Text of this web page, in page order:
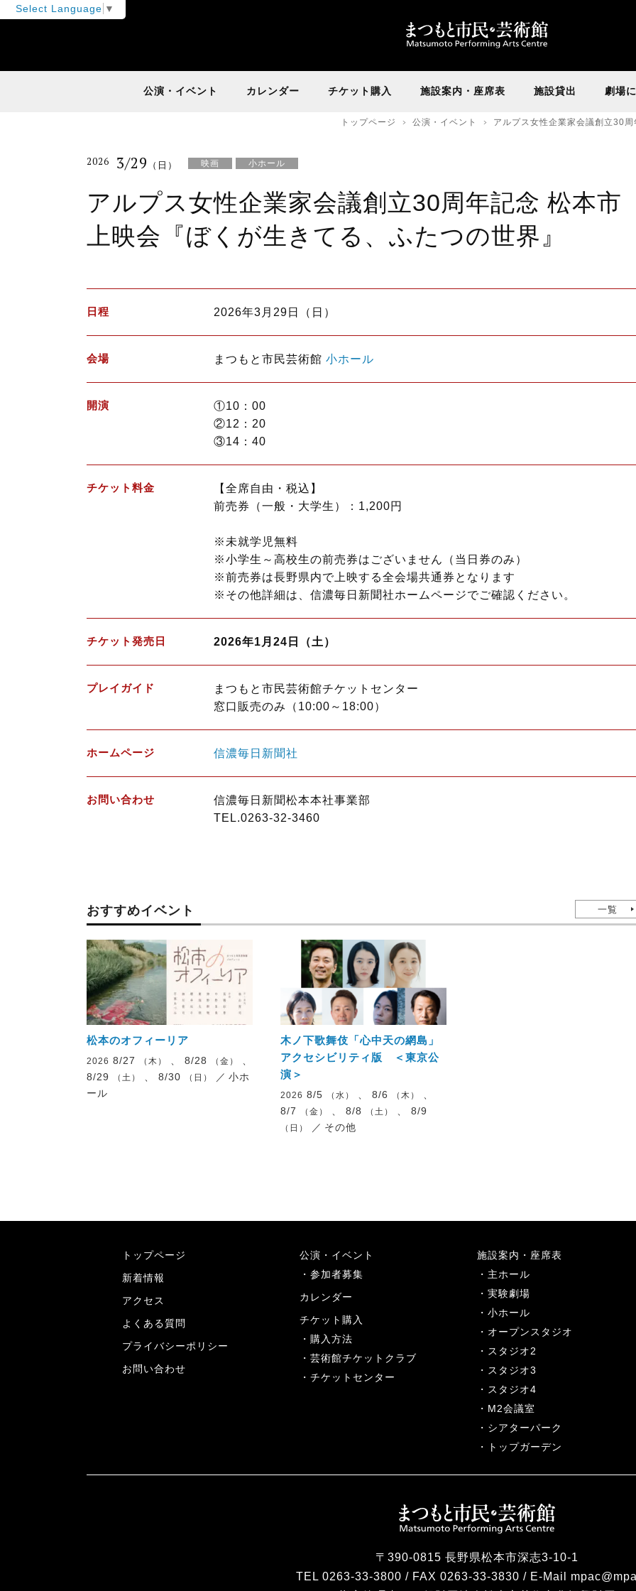
Select Language ▼
公演・イベント カレンダー チケット購入 施設案内・座席表 施設貸出 劇場
トップページ 公演・イベント アルプス女性企業家会議創立30
2026 3/29 （日） 映画 小ホール
アルプス女性企業家会議創立30周年記念 松本市
上映会『ぼくが生きてる、ふたつの世界』
日程 2026年3月29日（日）
会場 まつもと市民芸術館 小ホール
開演
①10：00
②12：20
③14：40
チケット料金
【全席自由・税込】
前売券（一般・大学生）：1,200円
※未就学児無料
※小学生～高校生の前売券はございません（当日券のみ）
※前売券は長野県内で上映する全会場共通券となります
※その他詳細は、信濃毎日新聞社ホームページでご確認ください。
チケット発売日 2026年1月24日（土）
プレイガイド
まつもと市民芸術館チケットセンター
窓口販売のみ（10:00～18:00）
ホームページ 信濃毎日新聞社
お問い合わせ
信濃毎日新聞松本本社事業部
TEL.0263-32-3460
おすすめイベント 一覧
松本のオフィーリア
2026 8/27 （木） 、 8/28 （金）
8/29
（土） 、 8/30 （日） ／ 小ホ
ール
木ノ下歌舞伎「心中天の網島」
アクセシビリティ版 ＜東京公
演＞
2026 8/5 （水） 、 8/6 （木）
8/7
（金） 、 8/8 （土） 、 8/9
（日） ／ その他
トップページ
新着情報
アクセス
よくある質問
プライバシーポリシー
お問い合わせ
公演・イベント
参加者募集
カレンダー
チケット購入
購入方法
芸術館チケットクラブ
チケットセンター
施設案内・座席表
主ホール
実験劇場
小ホール
オープンスタジオ
スタジオ2
スタジオ3
スタジオ4
M2会議室
シアターパーク
トップガーデン
〒390-0815 長野県松本市深志3-10-1
TEL 0263-33-3800 / FAX 0263-33-3830 / E-Mail